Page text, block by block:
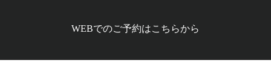
WEBでのご予約はこちらから